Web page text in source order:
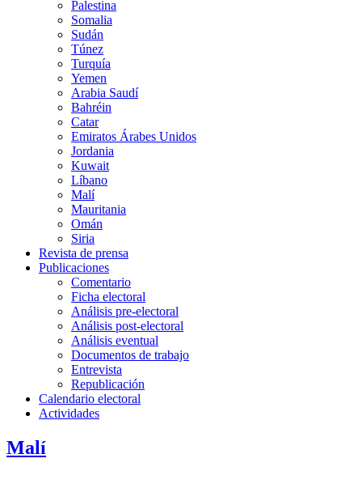
Palestina
Somalia
Sudán
Túnez
Turquía
Yemen
Arabia Saudí
Bahréin
Catar
Emiratos Árabes Unidos
Jordania
Kuwait
Líbano
Malí
Mauritania
Omán
Siria
Revista de prensa
Publicaciones
Comentario
Ficha electoral
Análisis pre-electoral
Análisis post-electoral
Análisis eventual
Documentos de trabajo
Entrevista
Republicación
Calendario electoral
Actividades
Malí